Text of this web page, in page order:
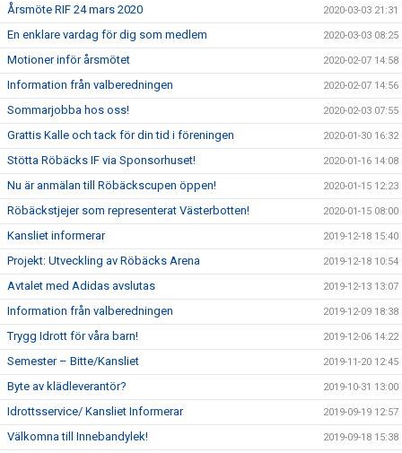
Årsmöte RIF 24 mars 2020 2020-03-03 21:31
En enklare vardag för dig som medlem 2020-03-03 08:25
Motioner inför årsmötet 2020-02-07 14:58
Information från valberedningen 2020-02-07 14:56
Sommarjobba hos oss! 2020-02-03 07:55
Grattis Kalle och tack för din tid i föreningen 2020-01-30 16:32
Stötta Röbäcks IF via Sponsorhuset! 2020-01-16 14:08
Nu är anmälan till Röbäckscupen öppen! 2020-01-15 12:23
Röbäckstjejer som representerat Västerbotten! 2020-01-15 08:00
Kansliet informerar 2019-12-18 15:40
Projekt: Utveckling av Röbäcks Arena 2019-12-18 10:54
Avtalet med Adidas avslutas 2019-12-13 13:07
Information från valberedningen 2019-12-09 18:38
Trygg Idrott för våra barn! 2019-12-06 14:22
Semester – Bitte/Kansliet 2019-11-20 12:45
Byte av klädleverantör? 2019-10-31 13:00
Idrottsservice/ Kansliet Informerar 2019-09-19 12:57
Välkomna till Innebandylek! 2019-09-18 15:38